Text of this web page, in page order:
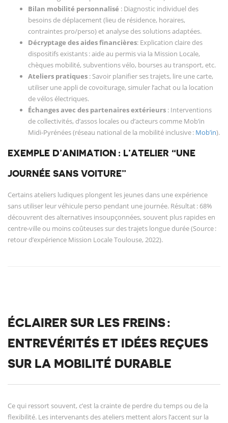
Bilan mobilité personnalisé : Diagnostic individuel des
besoins de déplacement (lieu de résidence, horaires,
contraintes pro/perso) et analyse des solutions adaptées.
Décryptage des aides financières: Explication claire des
dispositifs existants : aide au permis via la Mission Locale,
chèques mobilité, subventions vélo, bourses au transport, etc.
Ateliers pratiques : Savoir planifier ses trajets, lire une carte,
utiliser une appli de covoiturage, simuler l’achat ou la location
de vélos électriques.
Échanges avec des partenaires extérieurs : Interventions
de collectivités, d’assos locales ou d’acteurs comme Mob’in
Midi-Pyrénées (réseau national de la mobilité inclusive : Mob’in).
EXEMPLE D’ANIMATION : L’ATELIER “UNE
JOURNÉE SANS VOITURE”
Certains ateliers ludiques plongent les jeunes dans une expérience
sans utiliser leur véhicule perso pendant une journée. Résultat : 68%
découvrent des alternatives insoupçonnées, souvent plus rapides en
centre-ville ou moins coûteuses sur des trajets longue durée (Source :
retour d’expérience Mission Locale Toulouse, 2022).
ÉCLAIRER SUR LES FREINS :
ENTREVÉRITÉS ET IDÉES REÇUES
SUR LA MOBILITÉ DURABLE
Ce qui ressort souvent, c’est la crainte de perdre du temps ou de la
flexibilité. Les intervenants des ateliers mettent alors l’accent sur la